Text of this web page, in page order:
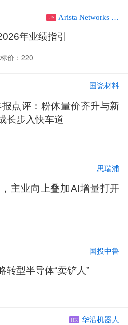
US Arista Networks Inc
年业绩指引
价：220
国瓷材料
点评：粉体量价齐升与新
长步入快车道
思瑞浦
主业向上叠加AI增量打开
国投中鲁
转型半导体“卖铲人”
HK 华沿机器人